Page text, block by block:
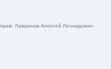
Лавринов Алексей Леонидович